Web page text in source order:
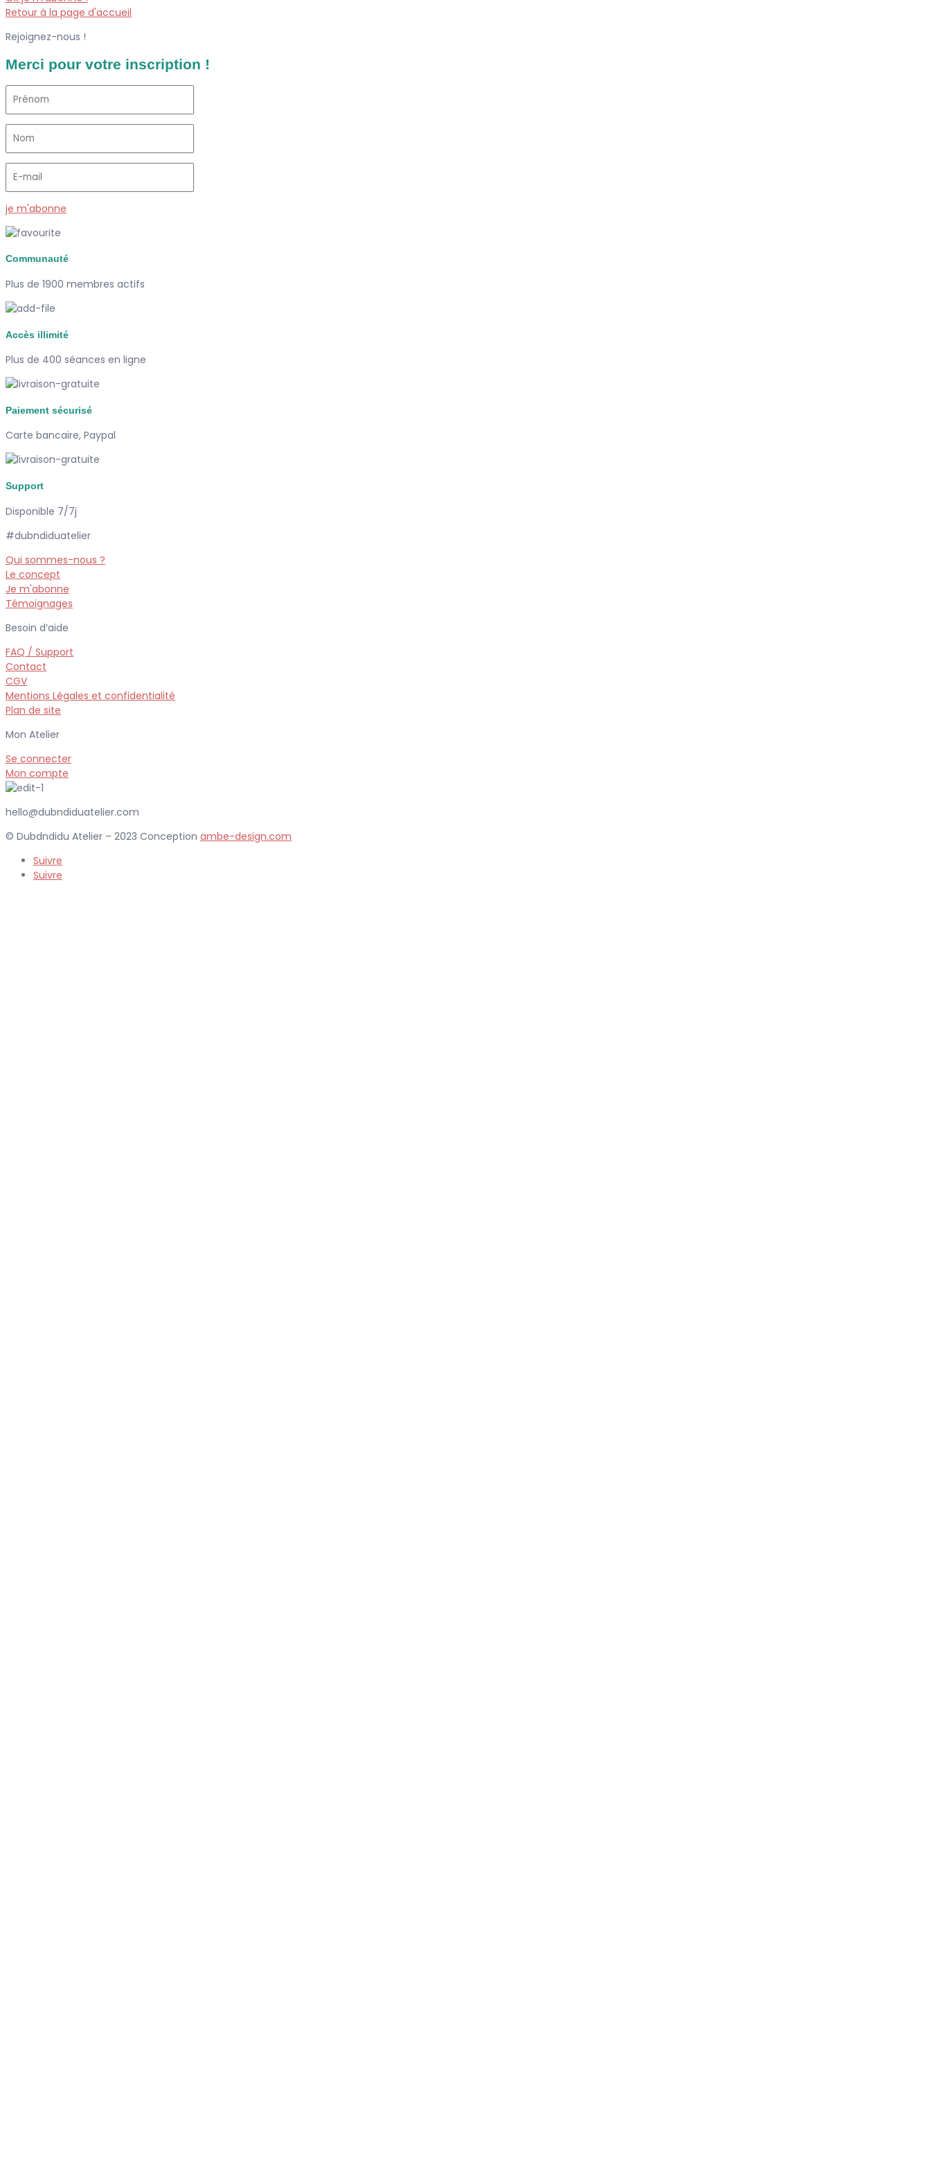
Retour à la page d'accueil
Rejoignez-nous !
Merci pour votre inscription !
je m'abonne
Communauté
Plus de 1900 membres actifs
Accès illimité
Plus de 400 séances en ligne
Paiement sécurisé
Carte bancaire, Paypal
Support
Disponible 7/7j
#dubndiduatelier
Qui sommes-nous ?
Le concept
Je m'abonne
Témoignages
Besoin d’aide
FAQ / Support
Contact
CGV
Mentions Légales et confidentialité
Plan de site
Mon Atelier
Se connecter
Mon compte
hello@dubndiduatelier.com
© Dubdndidu Atelier – 2023 Conception ambe-design.com
Suivre
Suivre